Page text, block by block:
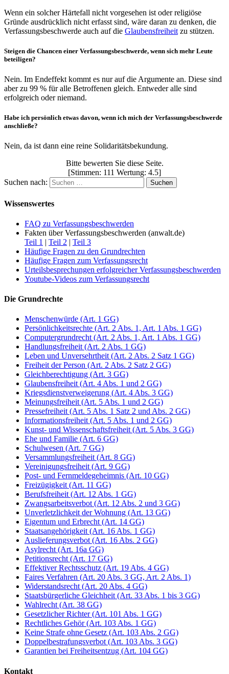
Wenn ein solcher Härtefall nicht vorgesehen ist oder religiöse
Gründe ausdrücklich nicht erfasst sind, wäre daran zu denken, die
Verfassungsbeschwerde auch auf die Glaubensfreiheit zu stützen.
Steigen die Chancen einer Verfassungsbeschwerde, wenn sich mehr Leute
beteiligen?
Nein. Im Endeffekt kommt es nur auf die Argumente an. Diese sind
aber zu 99 % für alle Betroffenen gleich. Entweder alle sind
erfolgreich oder niemand.
Habe ich persönlich etwas davon, wenn ich mich der Verfassungsbeschwerde
anschließe?
Nein, da ist dann eine reine Solidaritätsbekundung.
Bitte bewerten Sie diese Seite.
[Stimmen: 111 Wertung: 4.5]
Suchen nach:
Wissenswertes
FAQ zu Verfassungsbeschwerden
Fakten über Verfassungsbeschwerden (anwalt.de)
Teil 1 | Teil 2 | Teil 3
Häufige Fragen zu den Grundrechten
Häufige Fragen zum Verfassungsrecht
Urteilsbesprechungen erfolgreicher Verfassungsbeschwerden
Youtube-Videos zum Verfassungsrecht
Die Grundrechte
Menschenwürde (Art. 1 GG)
Persönlichkeitsrechte (Art. 2 Abs. 1, Art. 1 Abs. 1 GG)
Computergrundrecht (Art. 2 Abs. 1, Art. 1 Abs. 1 GG)
Handlungsfreiheit (Art. 2 Abs. 1 GG)
Leben und Unversehrtheit (Art. 2 Abs. 2 Satz 1 GG)
Freiheit der Person (Art. 2 Abs. 2 Satz 2 GG)
Gleichberechtigung (Art. 3 GG)
Glaubensfreiheit (Art. 4 Abs. 1 und 2 GG)
Kriegsdienstverweigerung (Art. 4 Abs. 3 GG)
Meinungsfreiheit (Art. 5 Abs. 1 und 2 GG)
Pressefreiheit (Art. 5 Abs. 1 Satz 2 und Abs. 2 GG)
Informationsfreiheit (Art. 5 Abs. 1 und 2 GG)
Kunst- und Wissenschaftsfreiheit (Art. 5 Abs. 3 GG)
Ehe und Familie (Art. 6 GG)
Schulwesen (Art. 7 GG)
Versammlungsfreiheit (Art. 8 GG)
Vereinigungsfreiheit (Art. 9 GG)
Post- und Fernmeldegeheimnis (Art. 10 GG)
Freizügigkeit (Art. 11 GG)
Berufsfreiheit (Art. 12 Abs. 1 GG)
Zwangsarbeitsverbot (Art. 12 Abs. 2 und 3 GG)
Unverletzlichkeit der Wohnung (Art. 13 GG)
Eigentum und Erbrecht (Art. 14 GG)
Staatsangehörigkeit (Art. 16 Abs. 1 GG)
Auslieferungsverbot (Art. 16 Abs. 2 GG)
Asylrecht (Art. 16a GG)
Petitionsrecht (Art. 17 GG)
Effektiver Rechtsschutz (Art. 19 Abs. 4 GG)
Faires Verfahren (Art. 20 Abs. 3 GG, Art. 2 Abs. 1)
Widerstandsrecht (Art. 20 Abs. 4 GG)
Staatsbürgerliche Gleichheit (Art. 33 Abs. 1 bis 3 GG)
Wahlrecht (Art. 38 GG)
Gesetzlicher Richter (Art. 101 Abs. 1 GG)
Rechtliches Gehör (Art. 103 Abs. 1 GG)
Keine Strafe ohne Gesetz (Art. 103 Abs. 2 GG)
Doppelbestrafungsverbot (Art. 103 Abs. 3 GG)
Garantien bei Freiheitsentzug (Art. 104 GG)
Kontakt